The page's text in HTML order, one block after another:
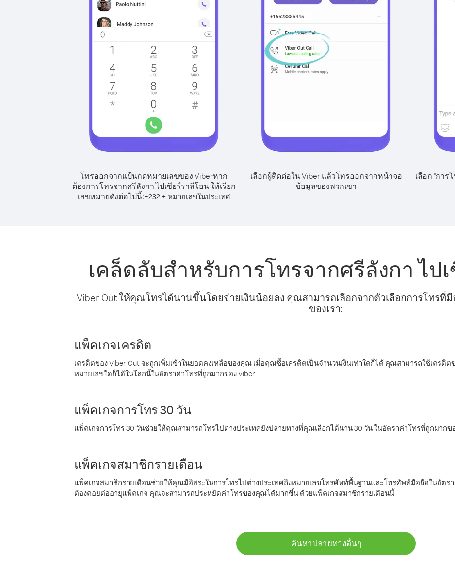
โทรออกจากแป้นกดหมายเลขของ Viberหาก
ต้องการโทรจากศรีลังกา ไปเซียร์ราลีโอน ให้เรียก
เลขหมายดังต่อไปนี้:+232+ หมายเลขในประเทศ
เลือกผู้ติดต่อใน Viber แล้วโทรออกจากหน้าจอ
ข้อมูลของพวกเขา
เลือก "การ
เคล็ดลับสำหรับการโทรจากศรีลังกา ไป
Viber Out ให้คุณโทรได้นานขึ้นโดยจ่ายเงินน้อยลง คุณสามารถเลือกจากตัวเลือกการโทรที่
ของเรา:
แพ็คเกจเครดิต
เครดิตของ Viber Out จะถูกเพิ่มเข้าในยอดคงเหลือของคุณ เมื่อคุณซื้อเครดิตเป็นจำนวนเงินเท่าใดก็ได้ คุณสามารถใช้เครดิ
หมายเลขใดก็ได้ในโลกนี้ในอัตราค่าโทรที่ถูกมากของ Viber
แพ็คเกจการโทร 30 วัน
แพ็คเกจการโทร 30 วันช่วยให้คุณสามารถโทรไปต่างประเทศยังปลายทางที่คุณเลือกได้นาน 30 วัน ในอัตราค่าโทรที่ถูกมากข
แพ็คเกจสมาชิกรายเดือน
แพ็คเกจสมาชิกรายเดือนช่วยให้คุณมีอิสระในการโทรไปต่างประเทศถึงหมายเลขโทรศัพท์พื้นฐานและโทรศัพท์มือถือในอัตร
ต้องคอยต่ออายุแพ็คเกจ คุณจะสามารถประหยัดค่าโทรของคุณได้มากขึ้น ด้วยแพ็คเกจสมาชิกรายเดือนนี้
ค้นหาปลายทางอื่นๆ